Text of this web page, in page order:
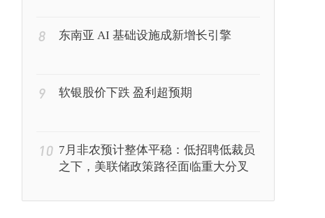
8 东南亚 AI 基础设施成新增长引擎
9 软银股价下跌 盈利超预期
10 7月非农预计整体平稳：低招聘低裁员
之下，美联储政策路径面临重大分叉